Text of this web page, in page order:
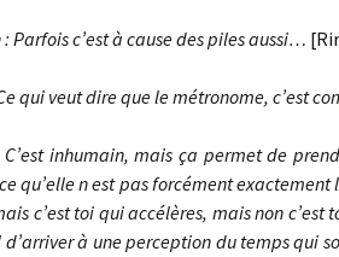
Parfois c’est à cause des piles aussi…
qui veut dire que le métronome, c’est
C’est inhumain, mais ça permet de
qu’elle n est pas forcément
c’est toi qui accélères, mais non c’est
à une perception du temps qui